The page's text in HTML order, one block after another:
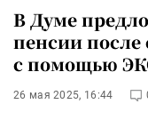
В Думе
пенсии после
с помощью
26 мая 2025, 16:44